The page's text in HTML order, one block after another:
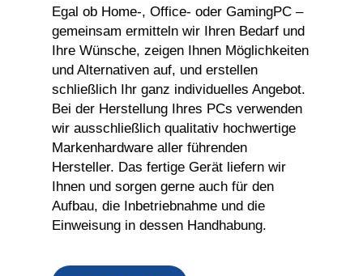
Egal ob Home-, Office- oder GamingPC –
gemeinsam ermitteln wir Ihren Bedarf und
Ihre Wünsche, zeigen Ihnen Möglichkeiten
und Alternativen auf, und erstellen
schließlich Ihr ganz individuelles Angebot.
Bei der Herstellung Ihres PCs verwenden
wir ausschließlich qualitativ hochwertige
Markenhardware aller führenden
Hersteller. Das fertige Gerät liefern wir
Ihnen und sorgen gerne auch für den
Aufbau, die Inbetriebnahme und die
Einweisung in dessen Handhabung.